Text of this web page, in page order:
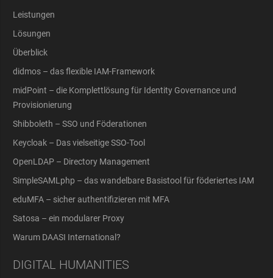
Leistungen
Lösungen
Überblick
didmos – das flexible IAM-Framework
midPoint – die Komplettlösung für Identity Governance und
Provisionierung
Shibboleth – SSO und Föderationen
Keycloak – Das vielseitige SSO-Tool
OpenLDAP – Directory Management
SimpleSAMLphp – das wandelbare Basistool für föderiertes IAM
eduMFA – sicher authentifizieren mit MFA
Satosa – ein modularer Proxy
Warum DAASI International?
DIGITAL HUMANITIES